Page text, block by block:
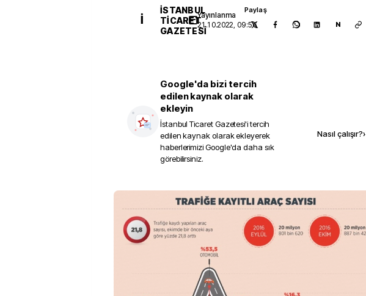
İ
İSTANBUL
TICARET
GAZETESI
Yayınlanma
21.10.2022, 09:56
Paylaş
N
Google'da bizi tercih
edilen kaynak olarak
ekleyin
İstanbul Ticaret Gazetesi'i tercih
edilen kaynak olarak ekleyerek
haberlerimizi Google'da daha sık
görebilirsiniz.
Nasıl çalışır?›